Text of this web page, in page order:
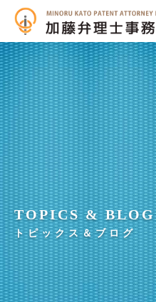
TOPICS & BLOG
トピックス＆ブログ